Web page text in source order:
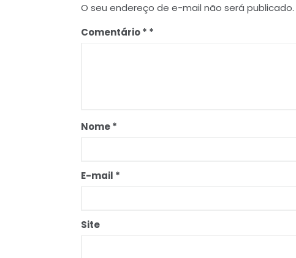
O seu endereço de e-mail não será publicado.
Comentário*
Nome*
E-mail *
Site